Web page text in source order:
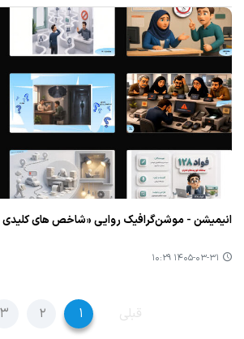
انیمیشن - موشن‌گرافیک روایی «شاخص‌ های کلیدی فواد
۱۴۰۵-۰۳-۳۱ ۱۰:۲۹
قبلی ۱ ۲ ۳